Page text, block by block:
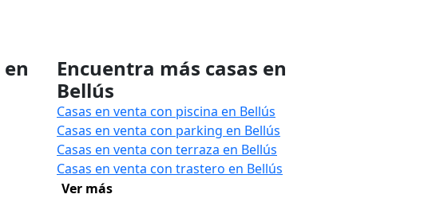
Encuentra más casas en
Bellús
Casas en venta con piscina en Bellús
Casas en venta con parking en Bellús
Casas en venta con terraza en Bellús
Casas en venta con trastero en Bellús
Ver más